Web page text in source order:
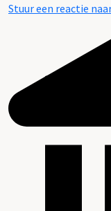
Stuur een reactie